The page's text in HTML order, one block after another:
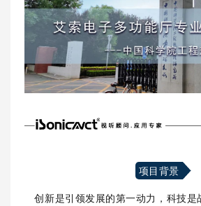
项目背景
创新是引领发展的第一动力，科技是